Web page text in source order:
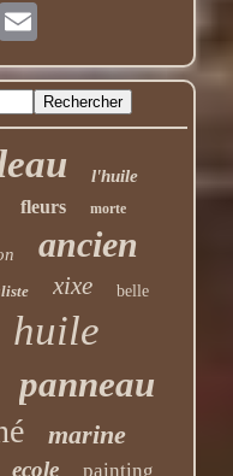
l'huile
fleurs morte
ancien
xixe belle
huile
panneau
marine
ecole painting